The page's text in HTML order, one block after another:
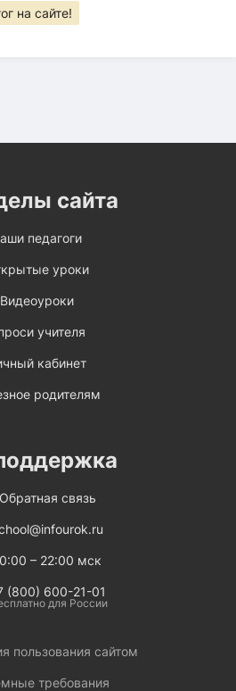
на сайте!
сайта
педагоги
уроки
Видеоуроки
учителя
кабинет
родителям
Обратная связь
– 22:00 мск
(800) 600-21-01
для России
пользования сайтом
требования